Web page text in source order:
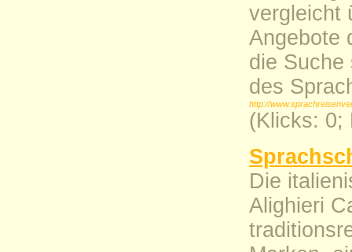
vergleicht
Angebote
die Suche
des
http://
(Klicks: 0;
Die
Alighieri